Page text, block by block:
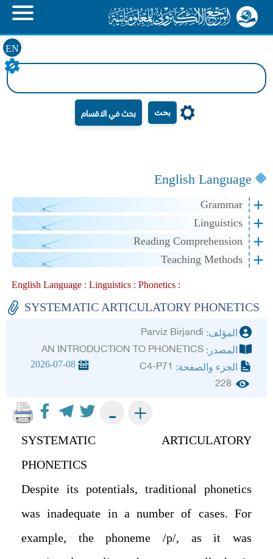
EN
بحث
English Language
Grammar
Linguistics
Reading Comprehension
Teaching Methods
English Language : Linguistics : Phonetics :
SYSTEMATIC ARTICULATORY PHONETICS
المؤلف: Parviz Birjandi
المصدر: AN INTRODUCTION TO PHONETICS
الجزء والصفحة: C4-P71
2026-07-08
228
+
-
SYSTEMATIC ARTICULATORY
PHONETICS
Despite its potentials, traditional phonetics
was inadequate in a number of cases. For
example, the phoneme /p/, as it was